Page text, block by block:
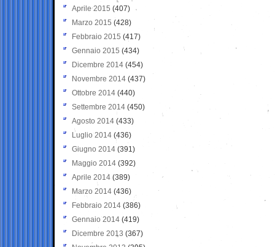
Aprile 2015 (407)
Marzo 2015 (428)
Febbraio 2015 (417)
Gennaio 2015 (434)
Dicembre 2014 (454)
Novembre 2014 (437)
Ottobre 2014 (440)
Settembre 2014 (450)
Agosto 2014 (433)
Luglio 2014 (436)
Giugno 2014 (391)
Maggio 2014 (392)
Aprile 2014 (389)
Marzo 2014 (436)
Febbraio 2014 (386)
Gennaio 2014 (419)
Dicembre 2013 (367)